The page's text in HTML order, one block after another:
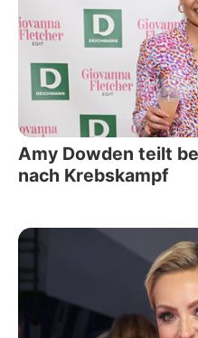
Amy Dowden teilt
nach Krebskampf